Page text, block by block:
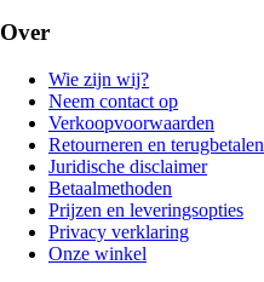
Over
Wie zijn wij?
Neem contact op
Verkoopvoorwaarden
Retourneren en terugbetalen
Juridische disclaimer
Betaalmethoden
Prijzen en leveringsopties
Privacy verklaring
Onze winkel